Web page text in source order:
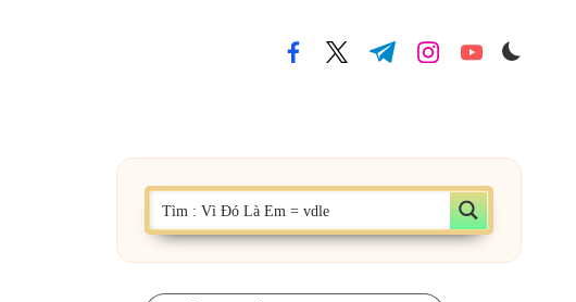
facebook.com
twitter.com
t.me instagram.com
youtube.com